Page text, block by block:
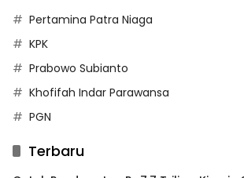
Pertamina Patra Niaga
KPK
Prabowo Subianto
Khofifah Indar Parawansa
PGN
Terbaru